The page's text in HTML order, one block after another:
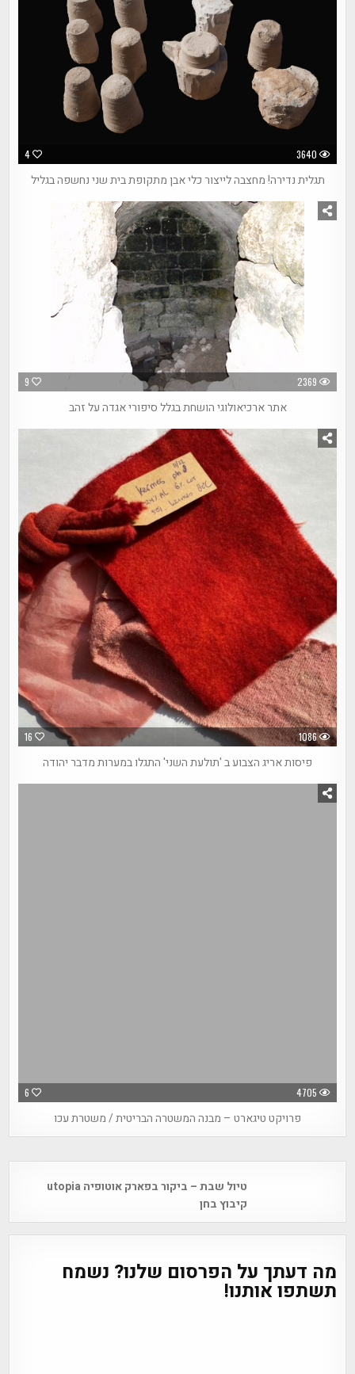
4 3640
תגלית נדירה! מחצבה לייצור כלי אבן מתקופת בית שני נחשפה בגליל
9 2369
אתר ארכיאולוגי הושחת בגלל סיפורי אגדה על זהב
16 1086
פיסות אריג הצבוע ב 'תולעת השני' התגלו במערות מדבר יהודה
6 4705
פרויקט טיגארט – מבנה המשטרה הבריטית / משטרת עכו
navigation
טיול שבת – ביקור בפארק אוטופיה utopia
קיבוץ בחן
מה דעתך על הפרסום שלנו? נשמח
תשתפו אותנו!